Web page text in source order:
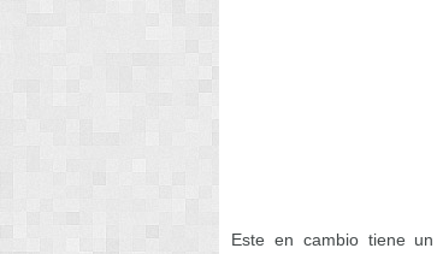
Este en cambio tiene